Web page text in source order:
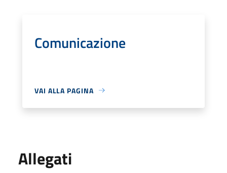
Comunicazione
VAI ALLA PAGINA
Allegati